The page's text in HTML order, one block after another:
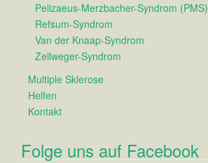
Pelizaeus-Merzbacher-Syndrom (PMS)
Refsum-Syndrom
Van der Knaap-Syndrom
Zellweger-Syndrom
Multiple Sklerose
Helfen
Kontakt
Folge uns auf Facebook